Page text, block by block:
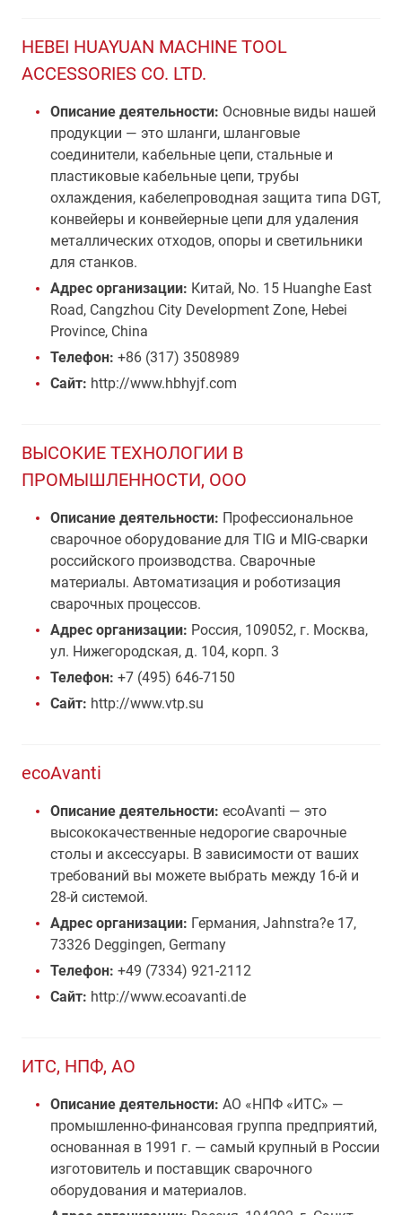
HEBEI HUAYUAN MACHINE TOOL
ACCESSORIES CO. LTD.
Описание деятельности: Основные виды нашей
продукции — это шланги, шланговые
соединители, кабельные цепи, стальные и
пластиковые кабельные цепи, трубы
охлаждения, кабелепроводная защита типа DGT,
конвейеры и конвейерные цепи для удаления
металлических отходов, опоры и светильники
для станков.
Адрес организации: Китай, No. 15 Huanghe East
Road, Cangzhou City Development Zone, Hebei
Province, China
Телефон: +86 (317) 3508989
Сайт: http://www.hbhyjf.com
ВЫСОКИЕ ТЕХНОЛОГИИ В
ПРОМЫШЛЕННОСТИ, ООО
Описание деятельности: Профессиональное
сварочное оборудование для TIG и MIG-сварки
российского производства. Сварочные
материалы. Автоматизация и роботизация
сварочных процессов.
Адрес организации: Россия, 109052, г. Москва,
ул. Нижегородская, д. 104, корп. 3
Телефон: +7 (495) 646-7150
Сайт: http://www.vtp.su
ecoAvanti
Описание деятельности: ecoAvanti — это
высококачественные недорогие сварочные
столы и аксессуары. В зависимости от ваших
требований вы можете выбрать между 16-й и
28-й системой.
Адрес организации: Германия, Jahnstra?e 17,
73326 Deggingen, Germany
Телефон: +49 (7334) 921-2112
Сайт: http://www.ecoavanti.de
ИТС, НПФ, АО
Описание деятельности: АО «НПФ «ИТС» —
промышленно-финансовая группа предприятий,
основанная в 1991 г. — самый крупный в России
изготовитель и поставщик сварочного
оборудования и материалов.